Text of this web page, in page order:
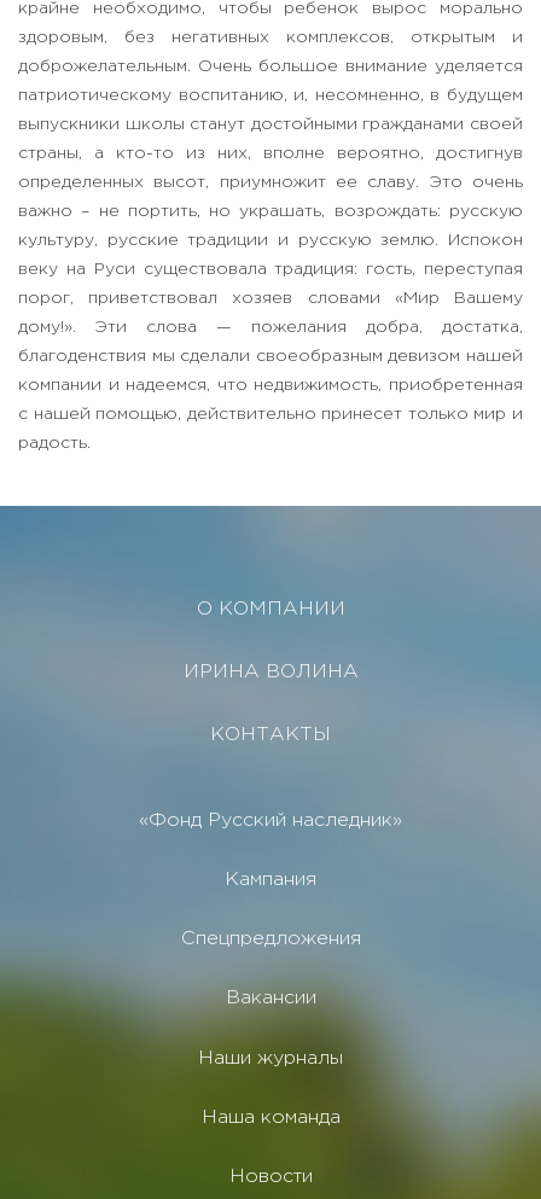
крайне необходимо, чтобы ребенок вырос морально
здоровым, без негативных комплексов, открытым и
доброжелательным. Очень большое внимание уделяется
патриотическому воспитанию, и, несомненно, в будущем
выпускники школы станут достойными гражданами своей
страны, а кто-то из них, вполне вероятно, достигнув
определенных высот, приумножит ее славу. Это очень
важно – не портить, но украшать, возрождать: русскую
культуру, русские традиции и русскую землю. Испокон
веку на Руси существовала традиция: гость, переступая
порог, приветствовал хозяев словами «Мир Вашему
дому!». Эти слова — пожелания добра, достатка,
благоденствия мы сделали своеобразным девизом нашей
компании и надеемся, что недвижимость, приобретенная
с нашей помощью, действительно принесет только мир и
радость.
О КОМПАНИИ
ИРИНА ВОЛИНА
КОНТАКТЫ
«Фонд Русский наследник»
Кампания
Спецпредложения
Вакансии
Наши журналы
Наша команда
Новости